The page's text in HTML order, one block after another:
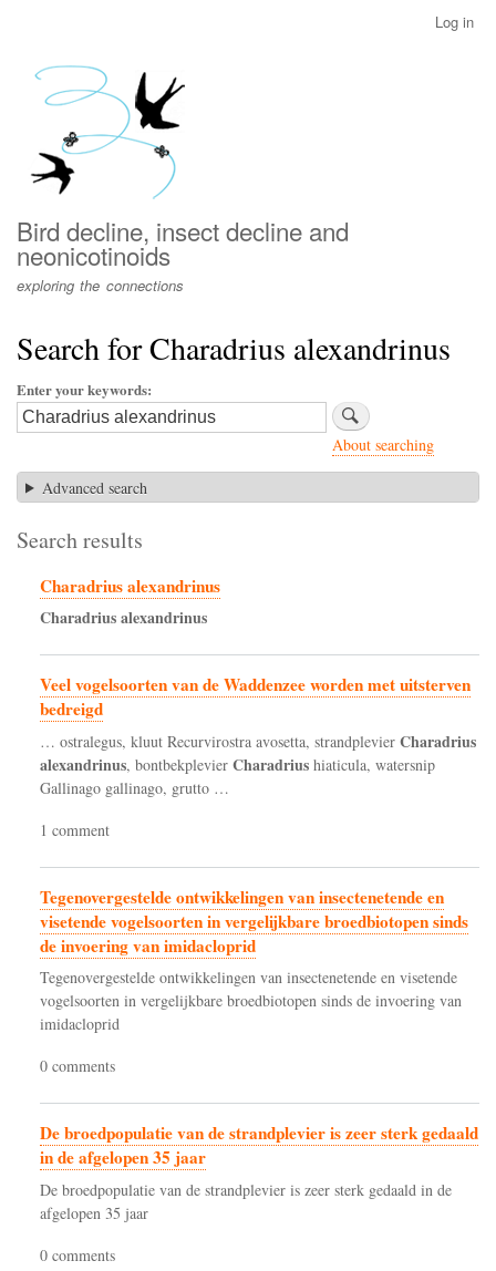
menu
Log in
Bird decline, insect decline and
neonicotinoids
exploring the connections
Search for Charadrius alexandrinus
Enter your keywords
About searching
Advanced search
Search results
Charadrius alexandrinus
Charadriusalexandrinus
Veel vogelsoorten van de Waddenzee worden met uitsterven
bedreigd
… ostralegus, kluut Recurvirostra avosetta, strandplevier Charadrius
alexandrinus, bontbekplevier Charadrius hiaticula, watersnip
Gallinago gallinago, grutto …
1 comment
Tegenovergestelde ontwikkelingen van insectenetende en
visetende vogelsoorten in vergelijkbare broedbiotopen sinds
de invoering van imidacloprid
Tegenovergestelde ontwikkelingen van insectenetende en visetende
vogelsoorten in vergelijkbare broedbiotopen sinds de invoering van
imidacloprid
0 comments
De broedpopulatie van de strandplevier is zeer sterk gedaald
in de afgelopen 35 jaar
De broedpopulatie van de strandplevier is zeer sterk gedaald in de
afgelopen 35 jaar
0 comments